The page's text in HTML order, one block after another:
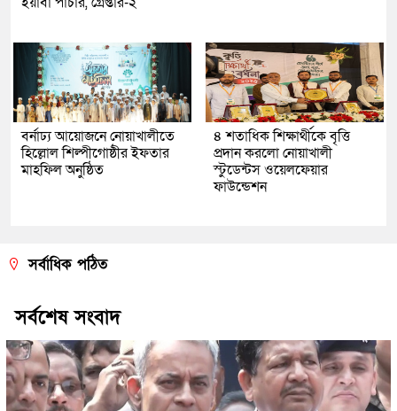
বর্নাঢ্য আয়োজনে নোয়াখালীতে
হিল্লোল শিল্পীগোষ্ঠীর ইফতার
মাহফিল অনুষ্ঠিত
৪ শতাধিক শিক্ষার্থীকে বৃত্তি
প্রদান করলো নোয়াখালী
স্টুডেন্টস ওয়েলফেয়ার
ফাউন্ডেশন
সর্বাধিক পঠিত
সর্বশেষ সংবাদ